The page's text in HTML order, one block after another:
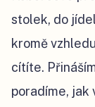
stolek, do
kromě
cítíte.
poradíme, jak